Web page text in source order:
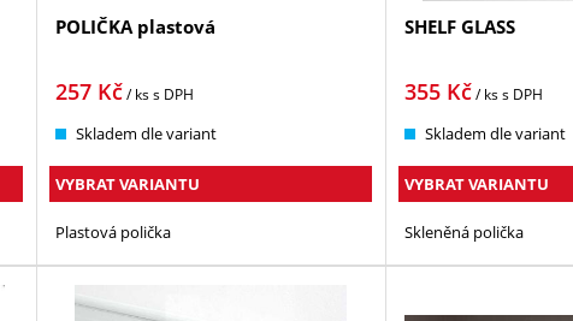
POLIČKA plastová
257Kč/ kss DPH
Skladem dle variant
VYBRAT VARIANTU
Plastová polička
SHELF GLASS
355 Kč/ kss DPH
Skladem dle variant
VYBRAT VARIANTU
Skleněná polička